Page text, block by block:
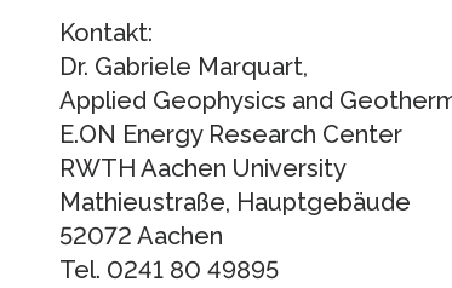
Kontakt:
Dr. Gabriele Marquart,
Applied Geophysics and
E.ON Energy Research Center
RWTH Aachen University
Mathieustraße, Hauptgebäude
52072 Aachen
Tel. 0241 80 49895